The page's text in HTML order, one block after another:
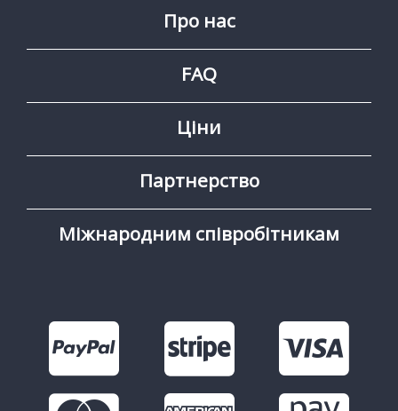
Про нас
FAQ
Ціни
Партнерство
Міжнародним співробітникам